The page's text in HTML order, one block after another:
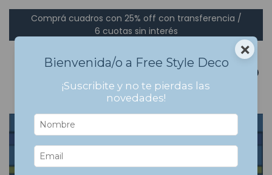
Comprá cuadros con 25% off con transferencia /
6 cuotas sin interés
Inicio > Cuadros Bastidor en Canvas > Arte >
Bauhaus
Bauhaus
×
Bienvenida/o a Free Style Deco
¡Suscribite y no te pierdas las
novedades!